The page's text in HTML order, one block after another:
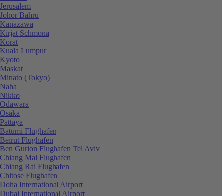
Jerusalem
Johor Bahru
Kanazawa
Kirjat Schmona
Korat
Kuala Lumpur
Kyoto
Maskat
Minato (Tokyo)
Naha
Nikko
Odawara
Osaka
Pattaya
Batumi Flughafen
Beirut Flughafen
Ben Gurion Flughafen Tel Aviv
Chiang Mai Flughafen
Chiang Rai Flughafen
Chitose Flughafen
Doha International Airport
Dubai International Airport